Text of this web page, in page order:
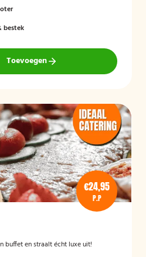
bestek
Toevoegen
€24,95
P.P
buffet en straalt écht luxe uit!